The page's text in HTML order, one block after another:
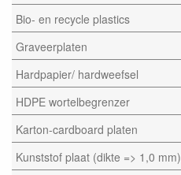
Bio- en recycle plastics
Graveerplaten
Hardpapier/ hardweefsel
HDPE wortelbegrenzer
Karton-cardboard platen
Kunststof plaat (dikte => 1,0 mm)